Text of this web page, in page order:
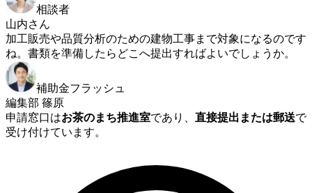
相談者
山内さん
加工販売や品質分析のための建物工事まで対象になるのです
ね。書類を準備したらどこへ提出すればよいでしょうか。
補助金フラッシュ
編集部 篠原
申請窓口はお茶のまち推進室であり、 直接提出または郵送で
受け付けています。